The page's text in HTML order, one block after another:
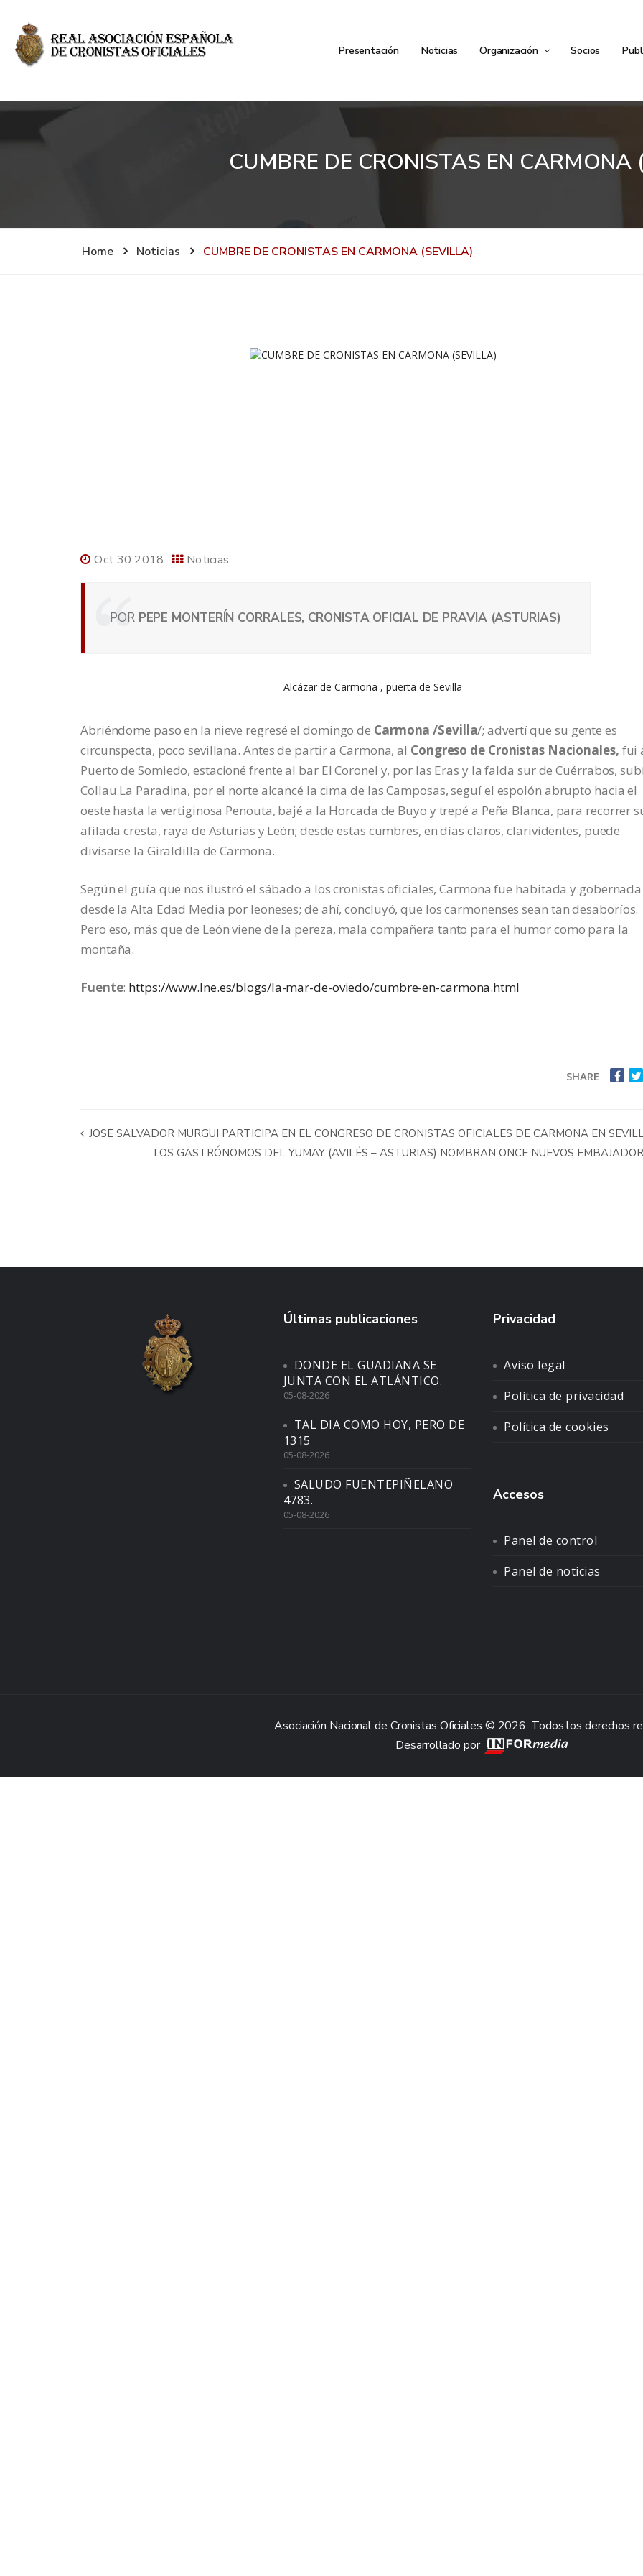
Presentación Noticias Organización Socios
CUMBRE DE CRONISTAS EN CARMONA
Home Noticias CUMBRE DE CRONISTAS EN CARMONA (SEVILLA)
Oct 30 2018 Noticias
PORPEPE MONTERÍN CORRALES, CRONISTA OFICIAL DE PRAVIA (ASTURIAS)
Alcázar de Carmona , puerta de Sevilla
Abriéndome paso en la nieve regresé el domingo de Carmona /Sevilla/; advertí que su gente es
circunspecta, poco sevillana. Antes de partir a Carmona, al Congreso de Cronistas Nacionales, fui
Puerto de Somiedo, estacioné frente al bar El Coronel y, por las Eras y la falda sur de Cuérrabos,
Collau La Paradina, por el norte alcancé la cima de las Camposas, seguí el espolón abrupto hacia el
oeste hasta la vertiginosa Penouta, bajé a la Horcada de Buyo y trepé a Peña Blanca, para recorrer
afilada cresta, raya de Asturias y León; desde estas cumbres, en días claros, clarividentes, puede
divisarse la Giraldilla de Carmona.
Según el guía que nos ilustró el sábado a los cronistas oficiales, Carmona fue habitada y gobernada
desde la Alta Edad Media por leoneses; de ahí, concluyó, que los carmonenses sean tan desaboríos.
Pero eso, más que de León viene de la pereza, mala compañera tanto para el humor como para la
montaña.
Fuente: https://www.lne.es/blogs/la-mar-de-oviedo/cumbre-en-carmona.html
SHARE
JOSE SALVADOR MURGUI PARTICIPA EN EL CONGRESO DE CRONISTAS OFICIALES DE CARMONA EN
LOS GASTRÓNOMOS DEL YUMAY (AVILÉS – ASTURIAS) NOMBRAN ONCE NUEVOS
Últimas publicaciones
DONDE EL GUADIANA SE
JUNTA CON EL ATLÁNTICO.
05-08-2026
TAL DIA COMO HOY, PERO DE
1315
05-08-2026
SALUDO FUENTEPIÑELANO
4783.
05-08-2026
Privacidad
Aviso legal
Política de privacidad
Política de cookies
Accesos
Panel de control
Panel de noticias
Asociación Nacional de Cronistas Oficiales © 2026. Todos los derechos
Desarrollado por